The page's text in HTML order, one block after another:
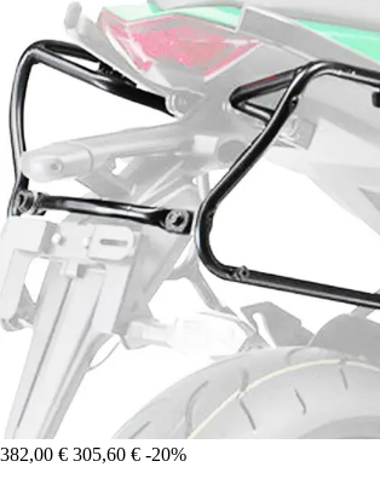
382,00 € 305,60 € -20%